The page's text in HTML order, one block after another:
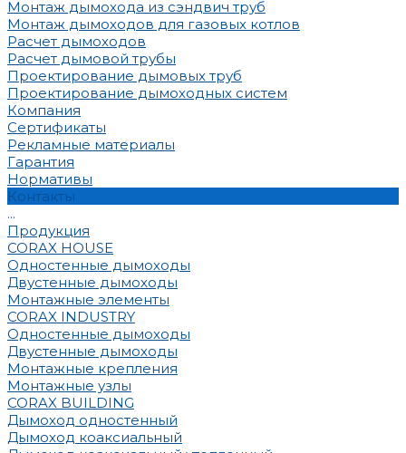
Монтаж дымохода из сэндвич труб
Монтаж дымоходов для газовых котлов
Расчет дымоходов
Расчет дымовой трубы
Проектирование дымовых труб
Проектирование дымоходных систем
Компания
Сертификаты
Рекламные материалы
Гарантия
Нормативы
Контакты
...
Продукция
CORAX HOUSE
Одностенные дымоходы
Двустенные дымоходы
Монтажные элементы
CORAX INDUSTRY
Одностенные дымоходы
Двустенные дымоходы
Монтажные крепления
Монтажные узлы
CORAX BUILDING
Дымоход одностенный
Дымоход коаксиальный